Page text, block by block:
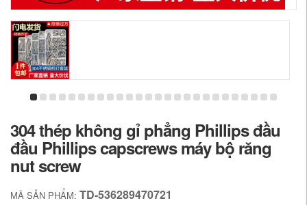
304 thép không gỉ phẳng Phillips đầu
đầu Phillips capscrews máy bộ răng
nut screw
MÃ SẢN PHẨM: TD-536289470721